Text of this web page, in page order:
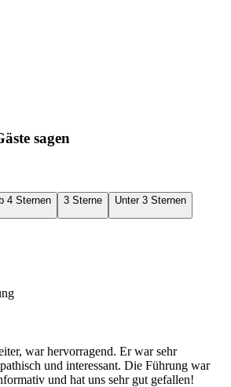
sagen
4 Sternen 3 Sterne Unter 3 Sternen
war hervorragend. Er war sehr
und interessant. Die Führung war
und hat uns sehr gut gefallen!